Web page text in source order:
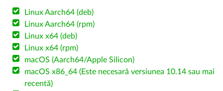
Linux Aarch64 (deb)
Linux Aarch64 (rpm)
Linux x64 (deb)
Linux x64 (rpm)
macOS (Aarch64/Apple Silicon)
macOS x86_64 (Este necesară versiunea 10.14 sau mai
recentă)